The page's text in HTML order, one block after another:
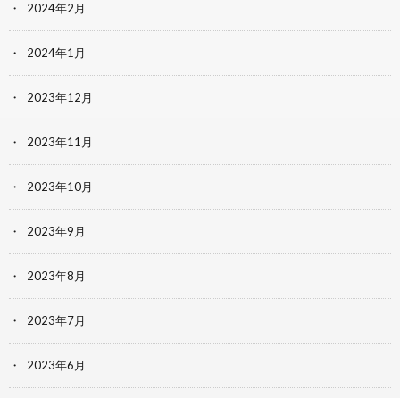
2024年2月
2024年1月
2023年12月
2023年11月
2023年10月
2023年9月
2023年8月
2023年7月
2023年6月